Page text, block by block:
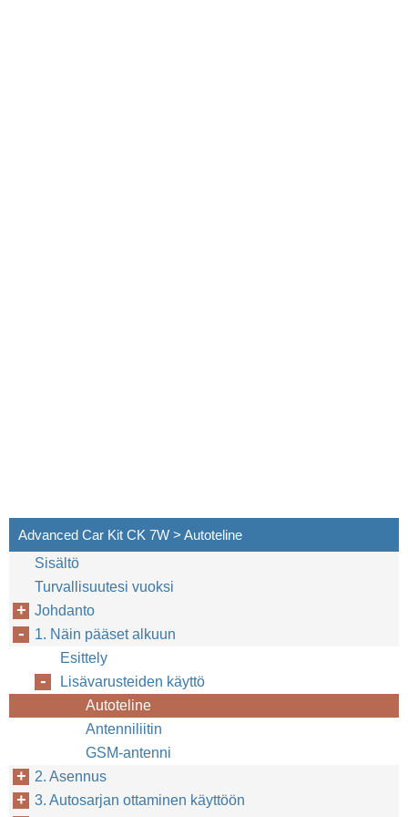
Advanced Car Kit CK 7W > Autoteline
Sisältö
Turvallisuutesi vuoksi
Johdanto
1. Näin pääset alkuun
Esittely
Lisävarusteiden käyttö
Autoteline
Antenniliitin
GSM-antenni
2. Asennus
3. Autosarjan ottaminen käyttöön